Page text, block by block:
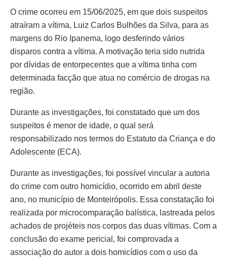
O crime ocorreu em 15/06/2025, em que dois suspeitos
atraíram a vítima, Luiz Carlos Bulhões da Silva, para as
margens do Rio Ipanema, logo desferindo vários
disparos contra a vítima. A motivação teria sido nutrida
por dívidas de entorpecentes que a vítima tinha com
determinada facção que atua no comércio de drogas na
região.
Durante as investigações, foi constatado que um dos
suspeitos é menor de idade, o qual será
responsabilizado nos termos do Estatuto da Criança e do
Adolescente (ECA).
Durante as investigações, foi possível vincular a autoria
do crime com outro homicídio, ocorrido em abril deste
ano, no município de Monteirópolis. Essa constatação foi
realizada por microcomparação balística, lastreada pelos
achados de projéteis nos corpos das duas vítimas. Com a
conclusão do exame pericial, foi comprovada a
associação do autor a dois homicídios com o uso da